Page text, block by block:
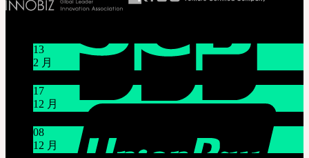
13
2 月
17
12 月
08
12 月